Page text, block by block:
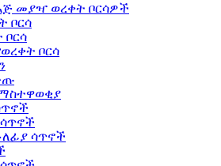
መያዣ ወረቀት ቦርሳዎች
ቦርሳ
ቦርሳ
ቦርሳ
ሳጥኖች